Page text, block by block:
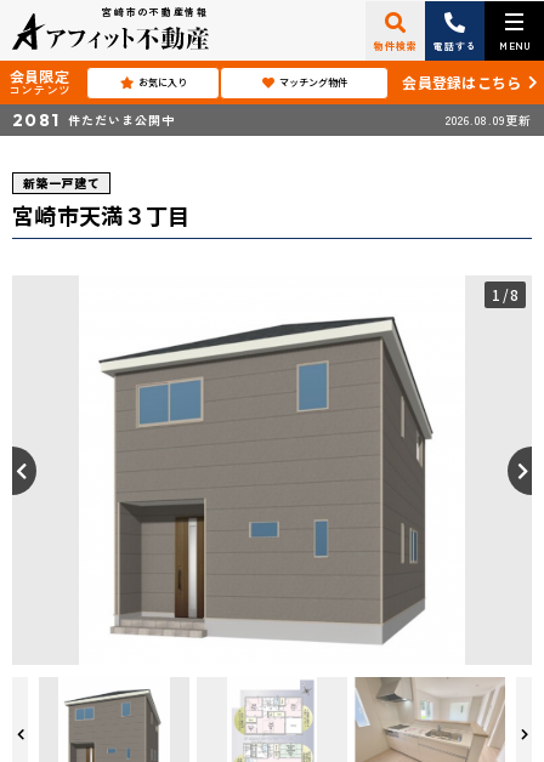
宮崎市の不動産情報
物件検索 電話する MENU
会員限定
コンテンツ お気に入り マッチング物件 会員登録はこちら
2081 件ただいま公開中 2026.08.09更新
新築一戸建て
宮崎市天満３丁目
1 /8